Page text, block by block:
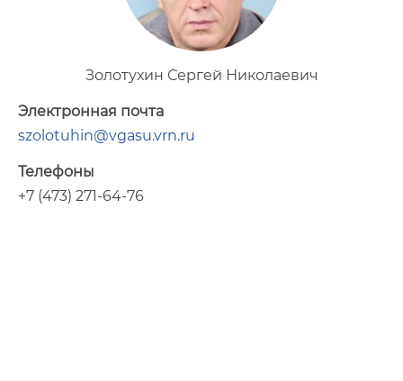
Золотухин Сергей Николаевич
Электронная почта
szolotuhin@vgasu.vrn.ru
Телефоны
+7 (473) 271-64-76